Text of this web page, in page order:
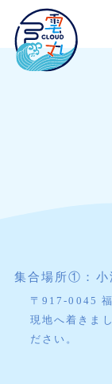
集合場所①：小
〒917-0045
現地へ着きま
ださい。